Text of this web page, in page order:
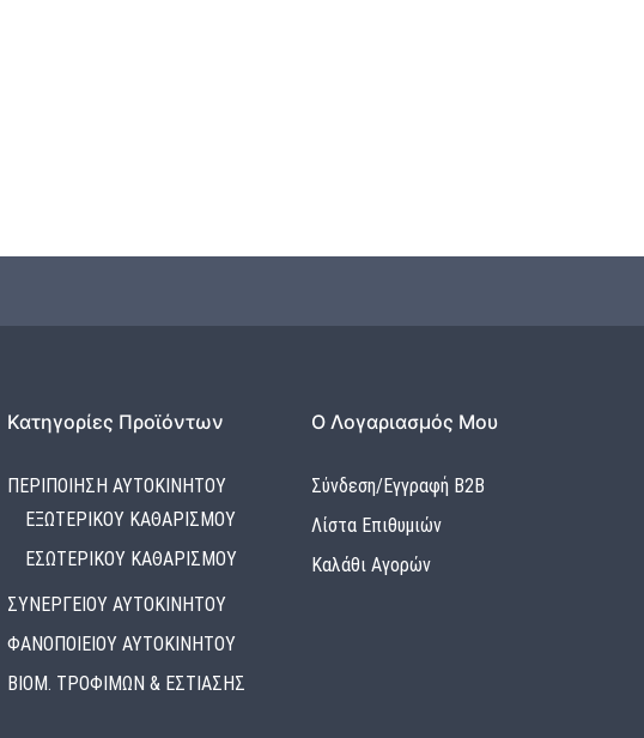
Κατηγορίες Προϊόντων
ΠΕΡΙΠΟΙΗΣΗ ΑΥΤΟΚΙΝΗΤΟΥ
ΕΞΩΤΕΡΙΚΟΥ ΚΑΘΑΡΙΣΜΟΥ
ΕΣΩΤΕΡΙΚΟΥ ΚΑΘΑΡΙΣΜΟΥ
ΣΥΝΕΡΓΕΙΟΥ ΑΥΤΟΚΙΝΗΤΟΥ
ΦΑΝΟΠΟΙΕΙΟΥ ΑΥΤΟΚΙΝΗΤΟΥ
ΒΙΟΜ. ΤΡΟΦΙΜΩΝ & ΕΣΤΙΑΣΗΣ
Ο Λογαριασμός Μου
Σύνδεση/Εγγραφή Β2Β
Λίστα Επιθυμιών
Καλάθι Αγορών